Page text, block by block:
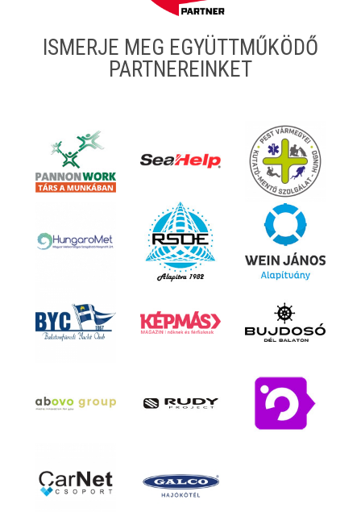
ISMERJE MEG EGYÜTTMŰKÖDŐ
PARTNEREINKET